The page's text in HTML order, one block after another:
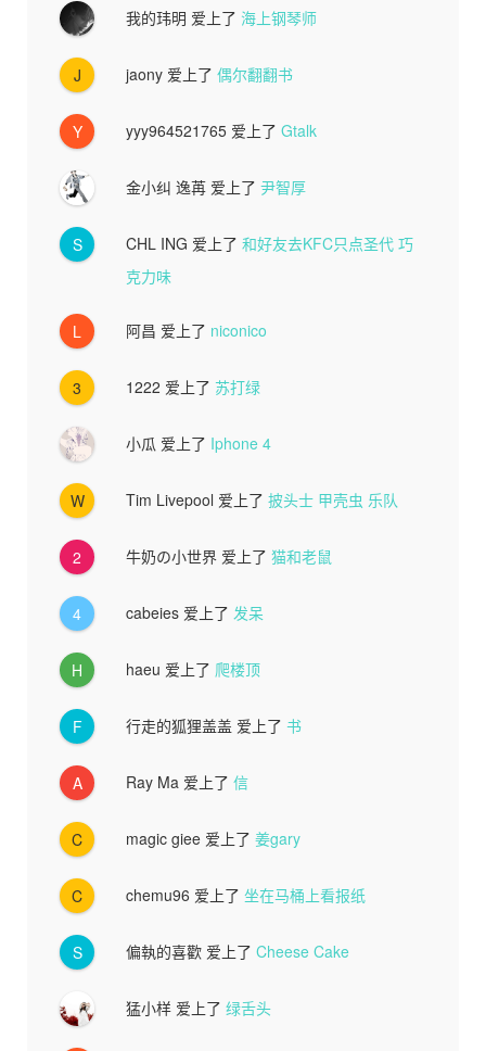
我的玮明 爱上了 海上钢琴师
J jaony 爱上了偶尔翻翻书
Y yyy964521765 爱上了Gtalk
金小纠 逸苒 爱上了尹智厚
S CHL ING 爱上了和好友去KFC只点圣代 巧
克力味
L 阿昌 爱上了 niconico
3 1222 爱上了苏打绿
小瓜 爱上了 Iphone 4
W Tim Livepool 爱上了披头士 甲壳虫 乐队
2 牛奶の小世界 爱上了猫和老鼠
4 cabeies 爱上了 发呆
H haeu 爱上了 爬楼顶
F 行走的狐狸盖盖 爱上了书
A Ray Ma 爱上了信
C magic giee 爱上了姜gary
C chemu96 爱上了坐在马桶上看报纸
S 偏執的喜歡 爱上了Cheese Cake
猛小样 爱上了绿舌头